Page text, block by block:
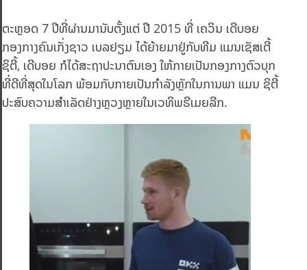
ຕະຫຼອດ 7 ປີທີ່ຜ່ານມານັບຕັ້ງແຕ່ ປີ 2015 ທີ່ ເຄວິນ ເດີບອຍ
ກອງກາງຄົນເກັ່ງຊາວ ເບລຢຽມ ໄດ້ຍ້າຍມາຢູ່ກັບທີມ ແມນເຊັສເຕີ້
ຊິຕີ້, ເດີບອຍ ກໍໄດ້ສະຖາປະນາຕົນເອງ ໃຫ້ກາຍເປັນກອງກາງຕົວບຸກ
ທີ່ດີທີ່ສຸດໃນໂລກ ພ້ອມກັບກາຍເປັນກຳລັງຫຼັກໃນການພາ ແມນ ຊິຕີ້
ປະສົບຄວາມສຳເລັດຢ່າງຫຼວງຫຼາຍໃນເວທິພຣີເມຍລີກ.